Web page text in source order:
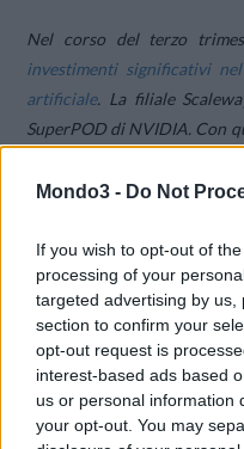
Mondo3 - Do Not
If you wish to opt-out of
processing of your
targeted advertising by
section to confirm your
opt-out request is
interest-based ads based
us or personal information
your opt-out. You may
Nel corso del terzo
investimenti significativi
artificiale. La filiale
SuperPOD di NVIDIA. Con
attualmente deployata
aumentare a breve termine
suoi clienti. In parallelo,
della creazione di un
intelligenza artificiale con
milioni di euro. Ha come
costruzione e alla
generale rendendo